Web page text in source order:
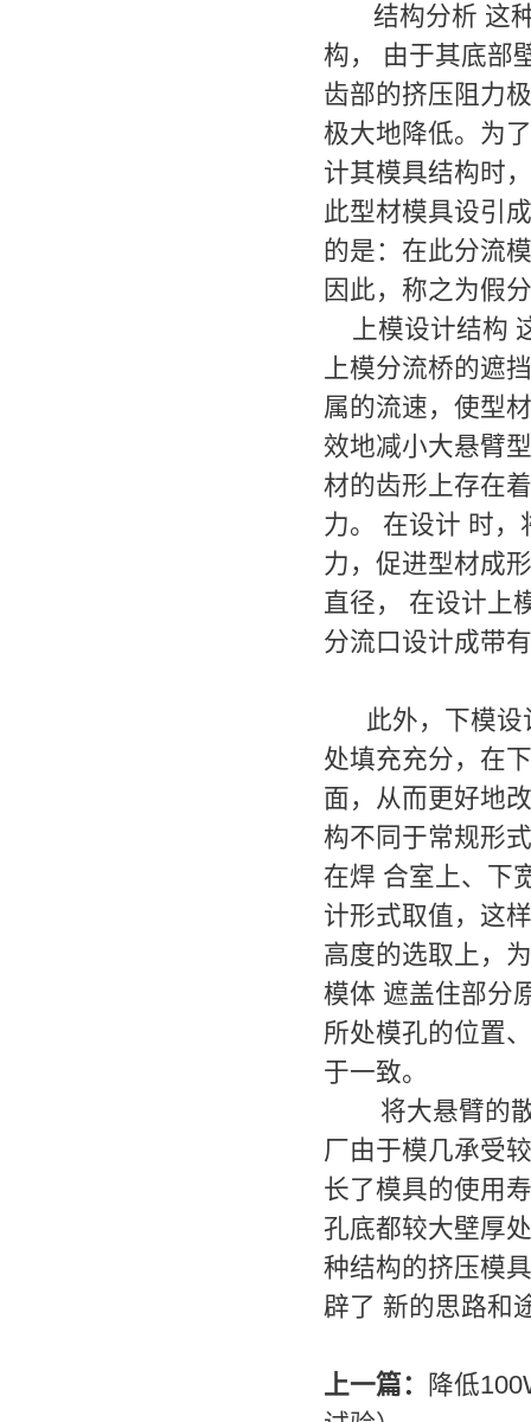
结构分析 这种
构， 由于其底部
齿部的挤压阻力
极大地降低。为
计其模具结构时
此型材模具设引
的是：在此分流
因此，称之为假
上模设计结构
上模分流桥的遮
属的流速，使型
效地减小大悬臂
材的齿形上存在
力。 在设计 时
力，促进型材成
直径， 在设计上
分流口设计成带
此外，下模设
处填充充分，在
面，从而更好地
构不同于常规形
在焊 合室上、下
计形式取值，这
高度的选取上，
模体 遮盖住部分
所处模孔的位置
于一致。
将大悬臂的散
厂由于模几承受
长了模具的使用
孔底都较大壁厚
种结构的挤压模
辟了 新的思路和
上一篇：
降低